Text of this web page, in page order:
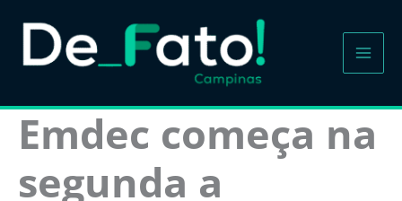
para
Emdec começa na
segunda a